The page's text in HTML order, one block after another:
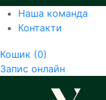
Наша команда
Контакти
Кошик (0)
Запис онлайн